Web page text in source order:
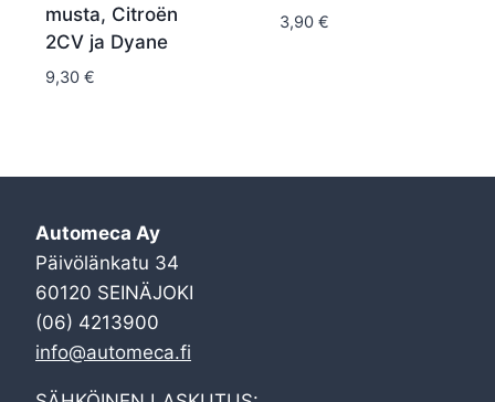
musta, Citroën
2CV ja Dyane
9,30 €
3,90 €
Automeca Ay
Päivölänkatu 34
60120 SEINÄJOKI
(06) 4213900
info@automeca.fi